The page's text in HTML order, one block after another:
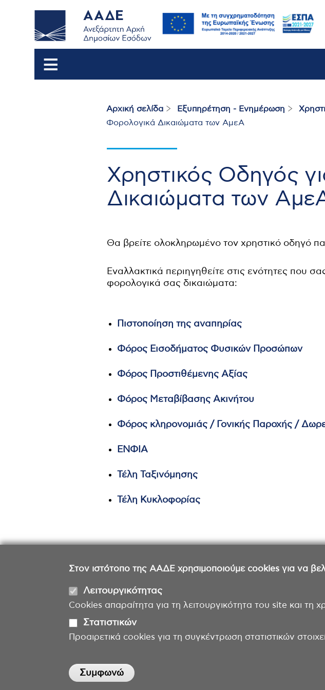
Στον ιστότοπο της ΑΑΔΕ χρησιμοποιούμε cookies για να
Λειτουργικότητας
Cookies απαραίτητα για τη λειτουργικότητα του site και τη
Στατιστικών
Προαιρετικά cookies για τη συγκέντρωση στατιστικών
Συμφωνώ
Breadcrumb
Αρχική σελίδα Εξυπηρέτηση - Ενημέρωση
Φορολογικά Δικαιώματα των ΑμεΑ
Χρηστικός Οδηγός
Δικαιώματα των
Θα βρείτε ολοκληρωμένο τον χρηστικό οδηγό
Εναλλακτικά περιηγηθείτε στις ενότητες που
φορολογικά σας δικαιώματα:
Πιστοποίηση της αναπηρίας
Φόρος Εισοδήματος Φυσικών Προσώπων
Φόρος Προστιθέμενης Αξίας
Φόρος Μεταβίβασης Ακινήτου
Φόρος κληρονομιάς / Γονικής Παροχής /
ΕΝΦΙΑ
Τέλη Ταξινόμησης
Τέλη Κυκλοφορίας
Η ιστοσελίδα φιλοξενείται από τη ΓΓΠΣΨΔ